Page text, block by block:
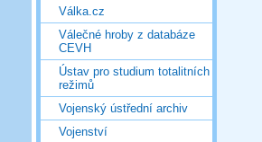
Válka.cz
Válečné hroby z databáze
CEVH
Ústav pro studium totalitních
režimů
Vojenský ústřední archiv
Vojenství